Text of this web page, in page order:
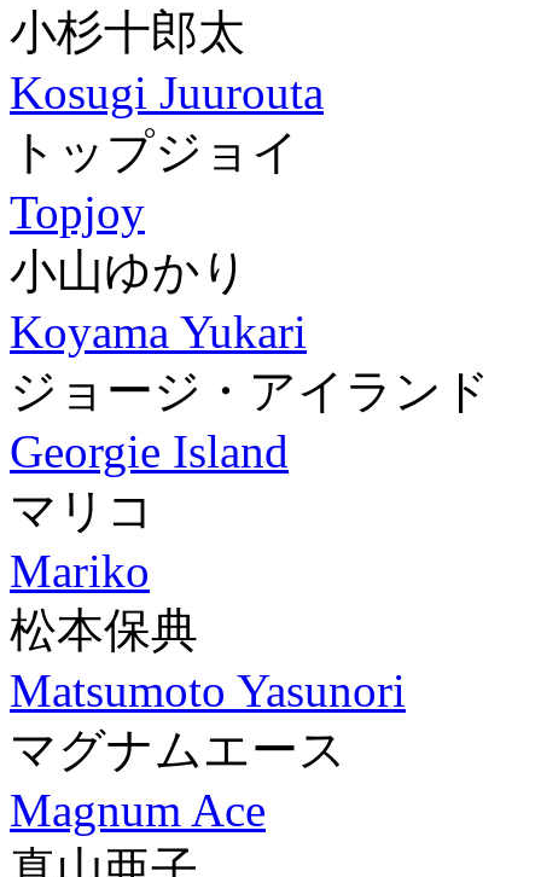
小杉十郎太
Kosugi Juurouta
トップジョイ
Topjoy
小山ゆかり
Koyama Yukari
ジョージ・アイランド
Georgie Island
マリコ
Mariko
松本保典
Matsumoto Yasunori
マグナムエース
Magnum Ace